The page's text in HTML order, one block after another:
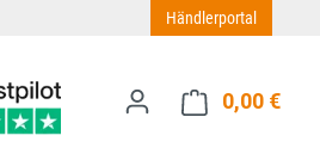
Händlerportal
0,00 €